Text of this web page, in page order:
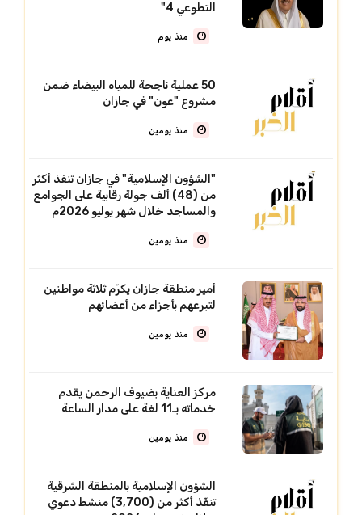
التطوعي 4"
منذ يوم
50 عملية ناجحة للمياه البيضاء ضمن
مشروع "عون" في جازان
منذ يومين
"الشؤون الإسلامية" في جازان تنفذ أكثر
من (48) ألف جولة رقابية على الجوامع
والمساجد خلال شهر يوليو 2026م
منذ يومين
أمير منطقة جازان يكرّم ثلاثة مواطنين
لتبرعهم بأجزاء من أعضائهم
منذ يومين
مركز العناية بضيوف الرحمن يقدم
خدماته بـ11 لغة على مدار الساعة
منذ يومين
الشؤون الإسلامية بالمنطقة الشرقية
تنفّذ أكثر من (3,700) منشط دعوي